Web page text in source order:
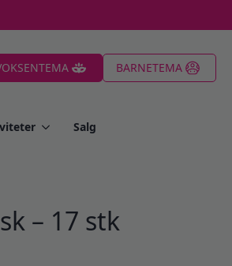
BARNETEMA
Salg
– 17 stk